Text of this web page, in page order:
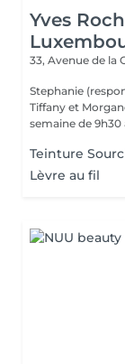
Yves
33, Avenue de la
Stephanie
Tiffany et
semaine de 9h30
Teinture
Lèvre au fil